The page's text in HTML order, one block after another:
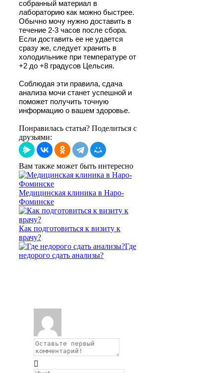
собранный материал в
лабораторию как можно быстрее.
Обычно мочу нужно доставить в
течение 2-3 часов после сбора.
Если доставить ее не удается
сразу же, следует хранить в
холодильнике при температуре от
+2 до +8 градусов Цельсия.
Соблюдая эти правила, сдача
анализа мочи станет успешной и
поможет получить точную
информацию о вашем здоровье.
Понравилась статья? Поделиться с
друзьями:
Вам также может быть интересно
Медицинская клиника в Наро-
Фоминске
Как подготовиться к визиту к
врачу?
Где
недорого сдать анализы?